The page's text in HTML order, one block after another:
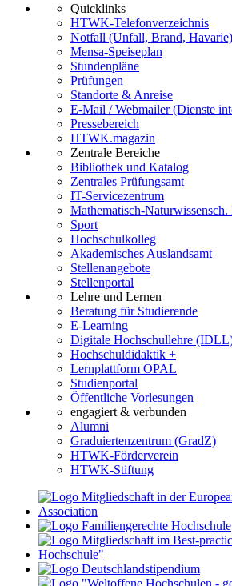
Quicklinks
HTWK-Telefonverzeichnis
Notfall (Unfall, Brand, Havarie)
Mensa-Speiseplan
Stundenpläne
Prüfungen
Standorte & Anreise
E-Mail / Webmailer (Dienste
Pressebereich
HTWK.magazin
Zentrale Bereiche
Bibliothek und Katalog
Zentrales Prüfungsamt
IT-Servicezentrum
Mathematisch-Naturwissensch.
Sport
Hochschulkolleg
Akademisches Auslandsamt
Stellenangebote
Stellenportal
Lehre und Lernen
Beratung für Studierende
E-Learning
Digitale Hochschullehre
Hochschuldidaktik +
Lernplattform OPAL
Studienportal
Öffentliche Vorlesungen
engagiert & verbunden
Alumni
Graduiertenzentrum (GradZ)
HTWK-Förderverein
HTWK-Stiftung